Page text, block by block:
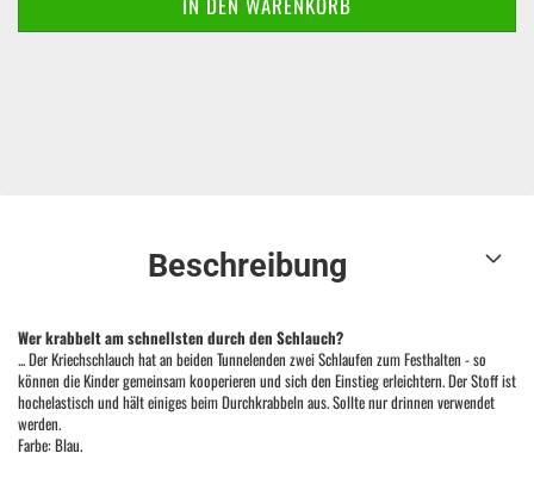
Beschreibung
Wer krabbelt am schnellsten durch den Schlauch?
... Der Kriechschlauch hat an beiden Tunnelenden zwei Schlaufen zum Festhalten - so
können die Kinder gemeinsam kooperieren und sich den Einstieg erleichtern. Der Stoff ist
hochelastisch und hält einiges beim Durchkrabbeln aus. Sollte nur drinnen verwendet
werden.
Farbe: Blau.